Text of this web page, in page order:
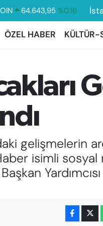
47,6006 %0.06
55,0250
%0.02
BİST100
13.799 %70
ÖZEL HABER KÜLTÜR-
gelişmelerin
isimli sosyal